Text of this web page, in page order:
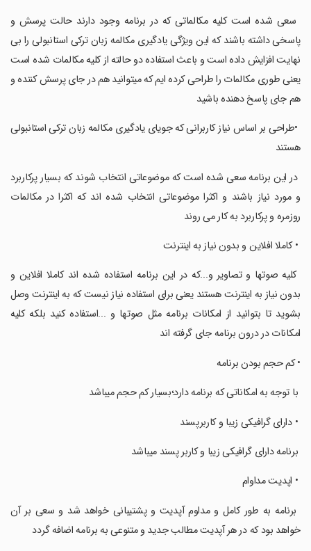
‏ ‏سعی شده است کلیه مکالماتی که در برنامه وجود دارند حالت پرسش و
پاسخی داشته باشند که این ویژگی یادگیری مکالمه زبان ترکی استانبولی را بی
نهایت افزایش داده است و باعث استفاده دو حالته از کلیه مکالمات شده است
یعنی طوری مکالمات را طراحی کرده ایم که میتوانید هم در جای پرسش کننده و
هم جای پاسخ دهنده باشید
‏ ‏•طراحی بر اساس نیاز کاربرانی که جویای یادگیری مکالمه زبان ترکی استانبولی
هستند
‏ ‏در این برنامه سعی شده است که موضوعاتی انتخاب شوند که بسیار پرکاربرد
و مورد نیاز باشند و اکثرا موضوعاتی انتخاب شده اند که اکثرا در مکالمات
روزمره و پرکاربرد به کار می روند
‏ ‏‏‏• کاملا افلاین و بدون نیاز به اینترنت
‏ ‏‏کلیه صوتها و تصاویر و...که در این برنامه استفاده شده اند کاملا افلاین و
بدون نیاز به اینترنت هستند یعنی برای استفاده نیاز نیست که به اینترنت وصل
بشوید تا بتوانید از امکانات برنامه مثل صوتها و ...استفاده کنید بلکه کلیه
امکانات در درون برنامه جای گرفته اند
‏• کم حجم بودن برنامه
‏ ‏با توجه به امکاناتی که برنامه دارد؛بسیار کم حجم میباشد
‏ ‏• دارای گرافیکی زیبا و کاربرپسند
‏ ‏برنامه دارای گرافیکی زیبا و کاربر پسند میباشد
‏ ‏• اپدیت مداوام
‏ ‏برنامه به طور کامل و مداوم آپدیت و پشتیبانی خواهد شد و سعی بر آن
خواهد بود که در هر آپدیت مطالب جدید و متنوعی به برنامه اضافه گردد